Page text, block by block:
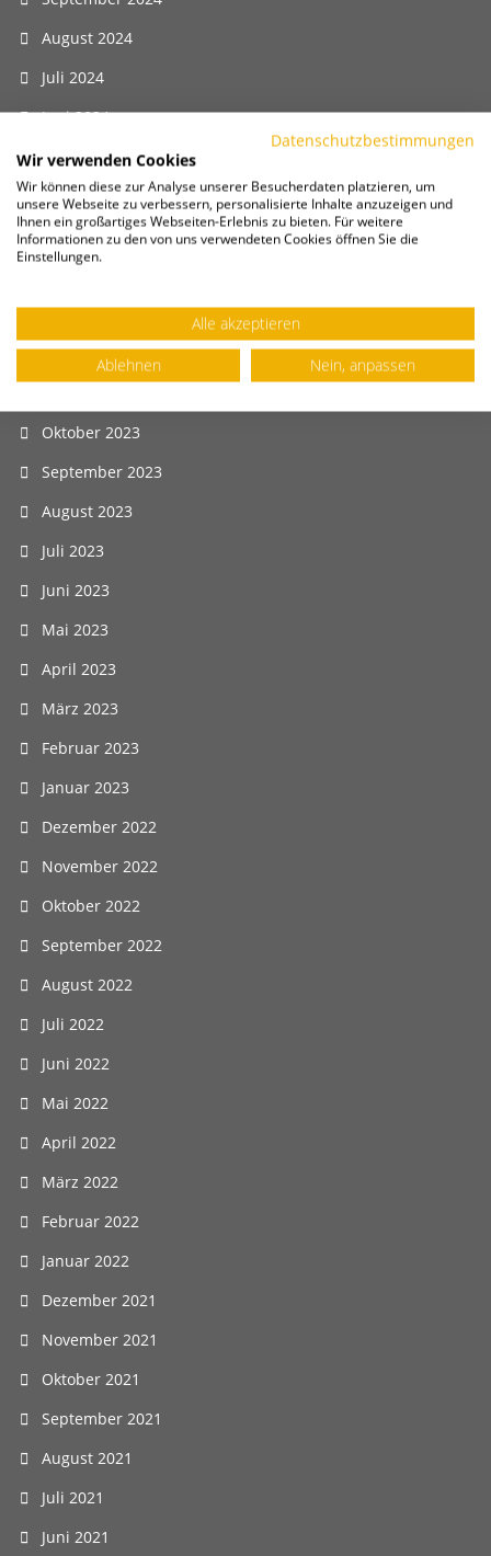
August 2024
Juli 2024
Juni 2024
Mai 2024
April 2024
März 2024
Januar 2024
Dezember 2023
Oktober 2023
September 2023
August 2023
Juli 2023
Juni 2023
Mai 2023
April 2023
März 2023
Februar 2023
Januar 2023
Dezember 2022
November 2022
Oktober 2022
September 2022
August 2022
Juli 2022
Juni 2022
Mai 2022
April 2022
März 2022
Februar 2022
Januar 2022
Dezember 2021
November 2021
Oktober 2021
September 2021
August 2021
Juli 2021
Juni 2021
Datenschutzbestimmungen
Wir verwenden Cookies
Wir können diese zur Analyse unserer Besucherdaten platzieren, um
unsere Webseite zu verbessern, personalisierte Inhalte anzuzeigen und
Ihnen ein großartiges Webseiten-Erlebnis zu bieten. Für weitere
Informationen zu den von uns verwendeten Cookies öffnen Sie die
Einstellungen.
Alle akzeptieren
Ablehnen
Nein, anpassen